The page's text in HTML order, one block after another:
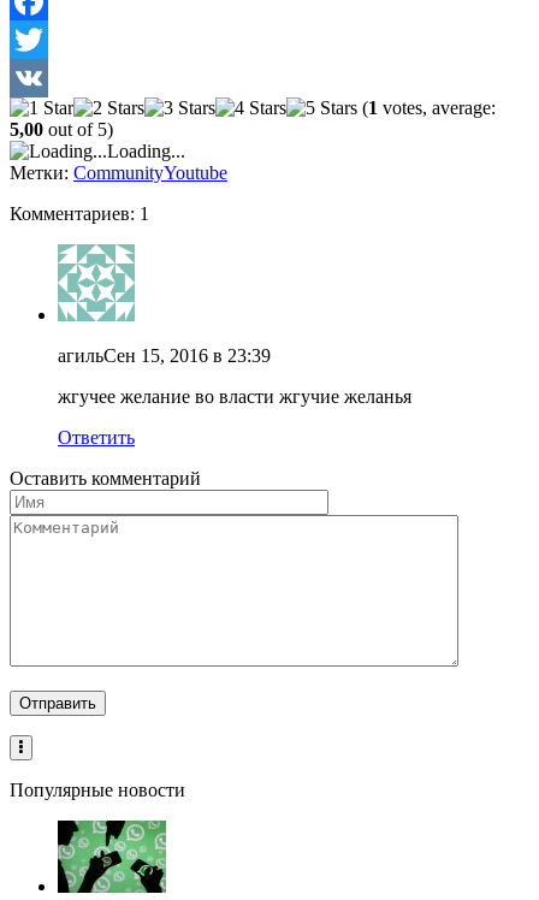
Facebook
Twitter
VK
(1 votes, average:
5,00 out of 5)
Loading...
Метки: CommunityYoutube
Комментариев: 1
агильСен 15, 2016 в 23:39
жгучее желание во власти жгучие желанья
Ответить
Оставить комментарий
Популярные новости